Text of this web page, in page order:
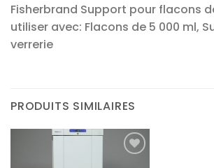
Fisherbrand Support pour flacons
utiliser avec: Flacons de 5 000 ml,
verrerie
PRODUITS SIMILAIRES